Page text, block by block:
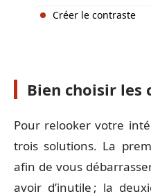
Créer le contraste
Bien choisir les
Pour relooker votre
trois solutions. La
afin de vous
avoir d’inutile ; la